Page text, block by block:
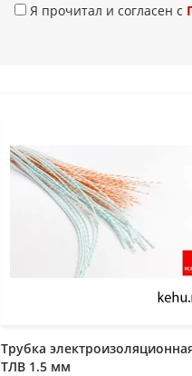
Я прочитал и согласен с
Трубка
ТЛВ 1.5 мм